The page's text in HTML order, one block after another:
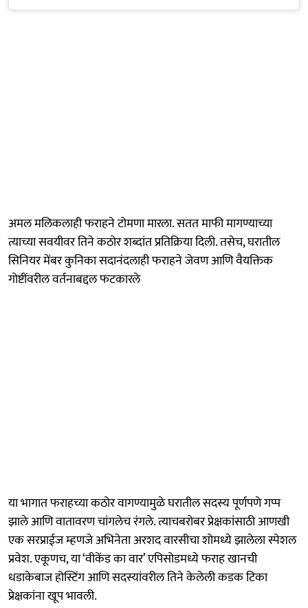
अमल मलिकलाही फराहने टोमणा मारला. सतत माफी मागण्याच्या
त्याच्या सवयीवर तिने कठोर शब्दांत प्रतिक्रिया दिली. तसेच, घरातील
सिनियर मेंबर कुनिका सदानंदलाहीफराहने जेवण आणि वैयक्तिक
गोष्टींवरील वर्तनाबद्दल फटकारले
या भागात फराहच्या कठोर वागण्यामुळे घरातील सदस्य पूर्णपणे गप्प
झाले आणि वातावरण चांगलेच रंगले. त्याचबरोबर प्रेक्षकांसाठी आणखी
एक सरप्राईज म्हणजे अभिनेता अरशद वारसीचा शोमध्ये झालेला स्पेशल
प्रवेश. एकूणच, या ‘वीकेंड का वार’ एपिसोडमध्ये फराह खानची
धडाकेबाज होस्टिंग आणि सदस्यांवरील तिने केलेली कडक टिका
प्रेक्षकांना खूप भावली.